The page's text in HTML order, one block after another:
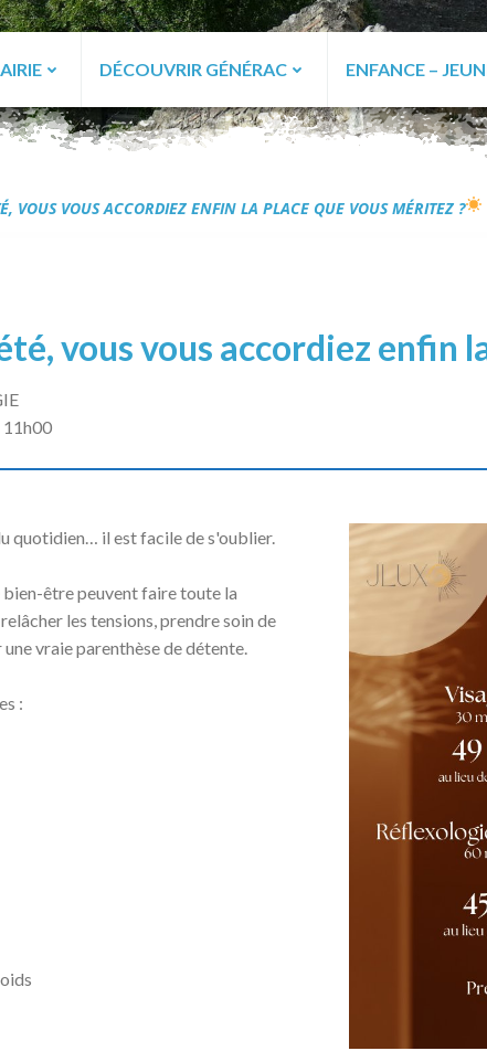
DÉCOUVRIR GÉNÉRAC ENFANCE –
VOUS VOUS ACCORDIEZ ENFIN LA PLACE QUE VOUS MÉRITEZ ?
vous vous accordiez enfin
11h00
quotidien… il est facile de s'oublier.
être peuvent faire toute la
les tensions, prendre soin de
vraie parenthèse de détente.
: